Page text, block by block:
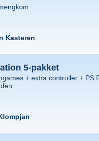
Kasteren
5-pakket
+ extra controller + PS